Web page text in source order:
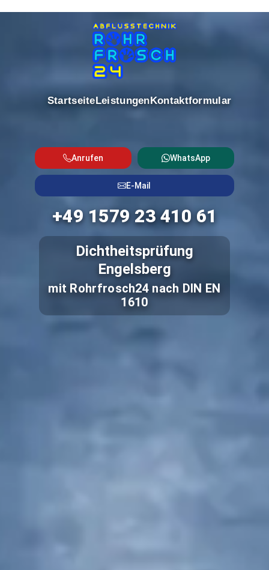
StartseiteLeistungenKontaktformular
Anrufen WhatsApp
E-Mail
+49 1579 23 410 61
Dichtheitsprüfung
Engelsberg
mit Rohrfrosch24 nach DIN EN
1610